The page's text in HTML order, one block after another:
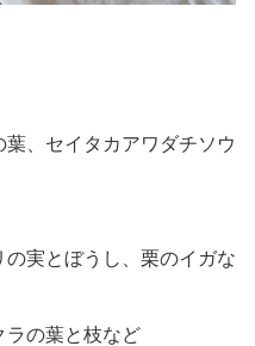
葉、セイタカアワダチソウ
の実とぼうし、栗のイガな
ラの葉と枝など